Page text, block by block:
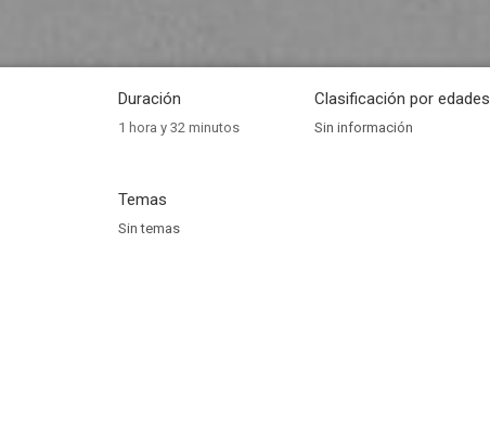
Duración
1 hora y 32 minutos
Clasificación por edades
Sin información
Temas
Sin temas